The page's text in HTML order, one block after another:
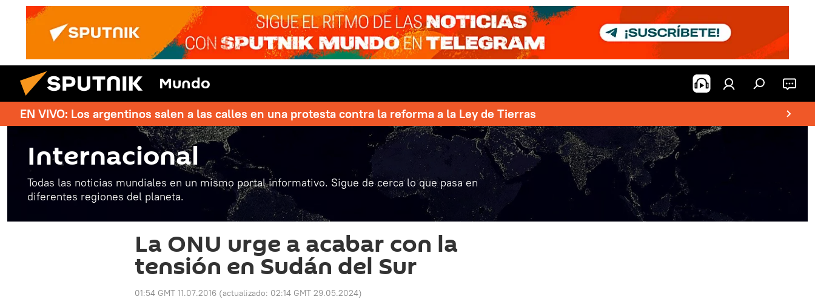
Mundo
EN VIVO: Los argentinos salen a las calles en una protesta contra la reforma a la Ley de Tierras
Internacional
Todas las noticias mundiales en un mismo portal informativo. Sigue de cerca lo que pasa en
diferentes regiones del planeta.
La ONU urge a acabar con la
tensión en Sudán del Sur
01:54 GMT 11.07.2016 (actualizado: 02:14 GMT 29.05.2024)